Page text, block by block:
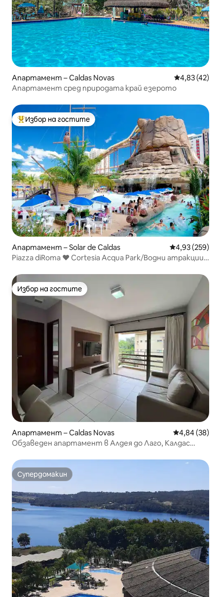
Апартамент – Caldas Novas Средна
4,83 (42)
Апартамент сред природата край езерото
Най-популярен избор на гостите
Избор на гостите
Апартамент – Solar de Caldas Средна
4,93 (259)
Piazza diRoma ♥ Cortesia Acqua Park/Водни атракции/
Избор на гостите
Избор на гостите
Апартамент – Caldas Novas Средна
4,84 (38)
Обзаведен апартамент в Алдея до Лаго, Калдас
Супердомакин
Супердомакин